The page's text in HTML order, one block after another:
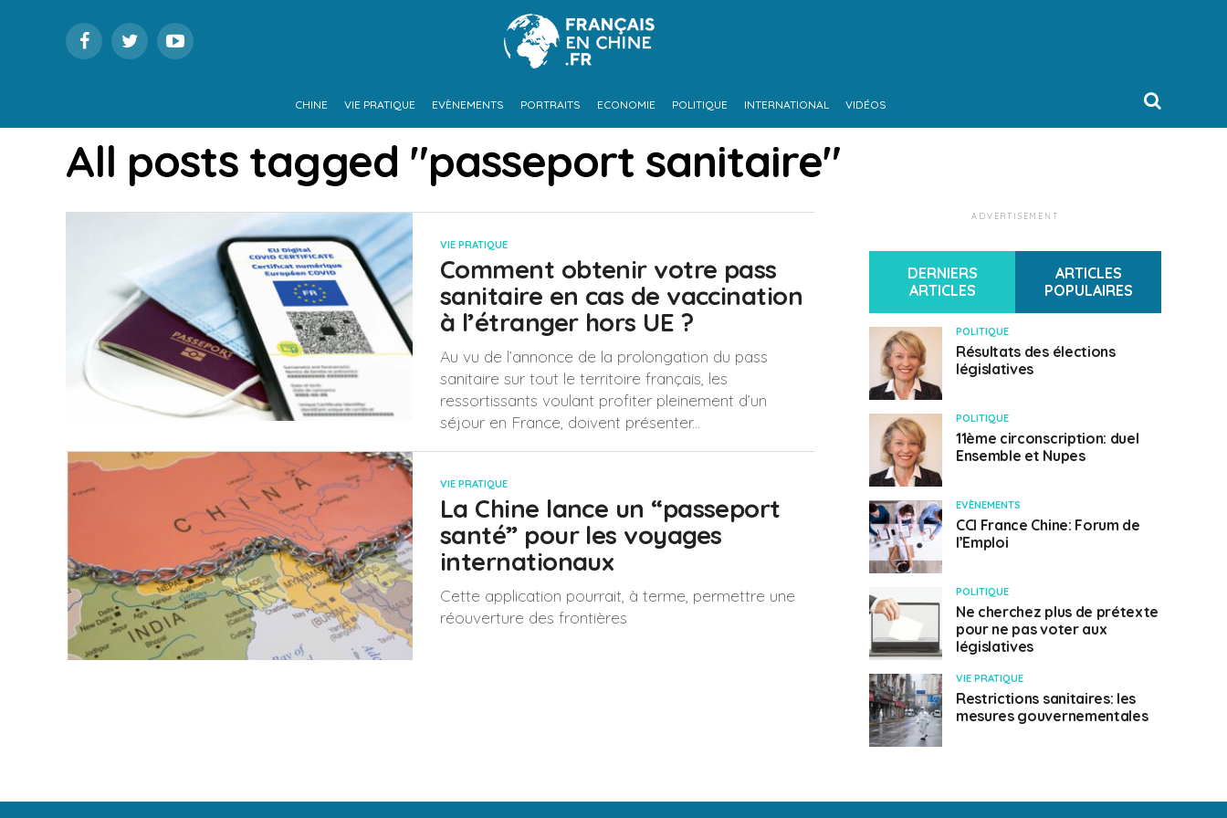
CHINE VIE PRATIQUE EVÈNEMENTS PORTRAITS ECONOMIE POLITIQUE INTERNATIONAL VIDÉOS
All posts tagged "passeport sanitaire"
VIE PRATIQUE
Comment obtenir votre pass
sanitaire en cas de vaccination
à l’étranger hors UE ?
Au vu de l’annonce de la prolongation du pass
sanitaire sur tout le territoire français, les
ressortissants voulant profiter pleinement d’un
séjour en France, doivent présenter...
VIE PRATIQUE
La Chine lance un “passeport
santé” pour les voyages
internationaux
Cette application pourrait, à terme, permettre une
réouverture des frontières
ADVERTISEMENT
DERNIERS
ARTICLES
ARTICLES
POPULAIRES
POLITIQUE
Résultats des élections
législatives
POLITIQUE
11ème circonscription: duel
Ensemble et Nupes
EVÈNEMENTS
CCI France Chine: Forum de
l’Emploi
POLITIQUE
Ne cherchez plus de prétexte
pour ne pas voter aux
législatives
VIE PRATIQUE
Restrictions sanitaires: les
mesures gouvernementales